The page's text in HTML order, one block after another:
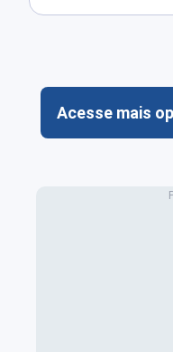
Acesse mais